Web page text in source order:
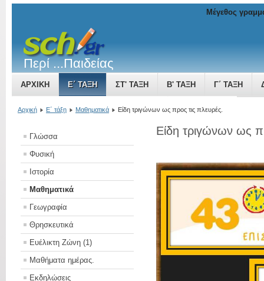
Περί ...Παιδείας
ΑΡΧΙΚΉ Ε΄ ΤΆΞΗ ΣΤ' ΤΆΞΗ Β' ΤΆΞΗ Γ΄ ΤΆΞΗ
ΤΟ ΒΥΖΑΝΤΙΝΌ ΚΡΆΤΟΣ ΜΙΑ ΔΎΝΑΜΗ ΠΟΥ ΜΕΓΑΛΏΝΕΙ
Μέγεθος
Αρχική Ε΄ τάξη Μαθηματικά Είδη τριγώνων ως προς τις πλευρές.
Γλώσσα
Φυσική
Ιστορία
Μαθηματικά
Γεωγραφία
Θρησκευτικά
Ευέλικτη Ζώνη (1)
Μαθήματα ημέρας.
Εκδηλώσεις
Είδη τριγώνων ως